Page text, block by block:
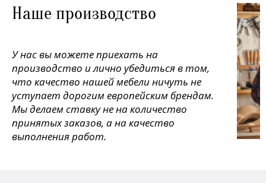
Наше производство
У нас вы можете приехать на
производство и лично убедиться в том,
что качество нашей мебели ничуть не
уступает дорогим европейским брендам.
Мы делаем ставку не на количество
принятых заказов, а на качество
выполнения работ.